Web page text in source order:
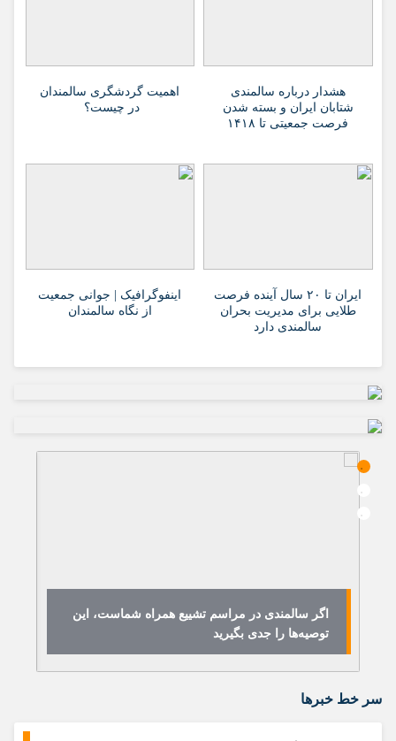
هشدار درباره سالمندی
شتابان ایران و بسته شدن
فرصت جمعیتی تا ۱۴۱۸
اهمیت گردشگری سالمندان
در چیست؟
ایران تا ۲۰ سال آینده فرصت
طلایی برای مدیریت بحران
سالمندی دارد
اینفوگرافیک | جوانی جمعیت
از نگاه سالمندان
اگر سالمندی در مراسم تشییع همراه شماست، این
توصیه‌ها را جدی بگیرید
سر خط خبرها